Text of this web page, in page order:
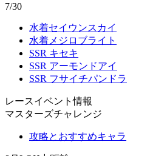
7/30
水着セイウンスカイ
水着メジロブライト
SSR キセキ
SSR アーモンドアイ
SSR フサイチパンドラ
レースイベント情報
マスターズチャレンジ
攻略とおすすめキャラ